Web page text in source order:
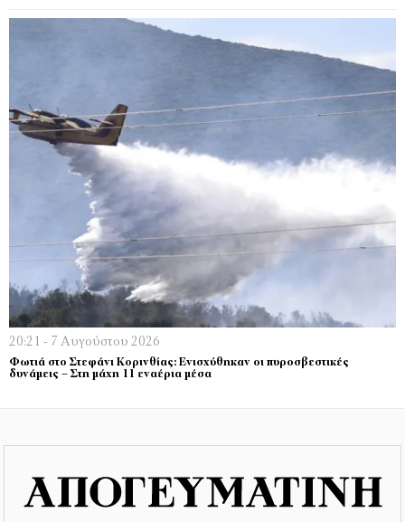
20:21 - 7 Αυγούστου 2026
Φωτιά στο Στεφάνι Κορινθίας: Ενισχύθηκαν οι πυροσβεστικές
δυνάμεις – Στη μάχη 11 εναέρια μέσα